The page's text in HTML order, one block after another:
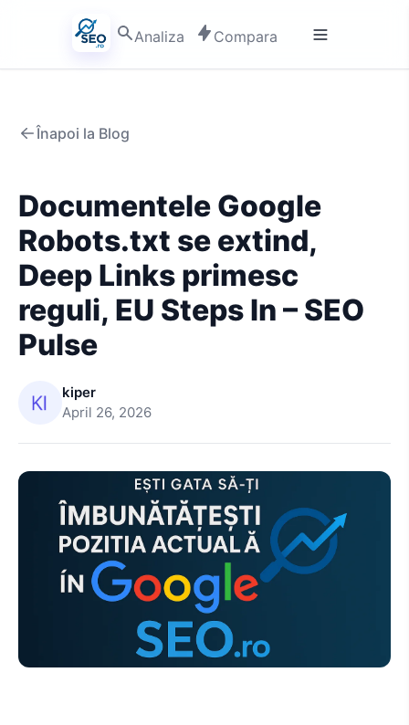
Analiza Compara
Înapoi la Blog
Documentele Google
Robots.txt se extind,
Deep Links primesc
reguli, EU Steps In – SEO
Pulse
kiper
April 26, 2026